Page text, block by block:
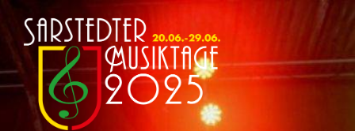
Zum
Inhalt
springen